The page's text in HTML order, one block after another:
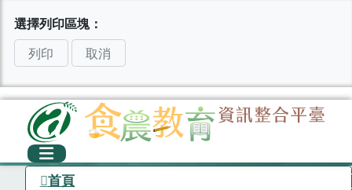
選擇列印區塊：
列印
取消
首頁